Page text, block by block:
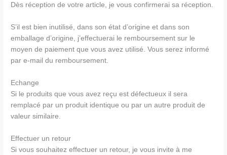
Dès réception de votre article, je vous confirmerai sa réception.
S’il est bien inutilisé, dans son état d’origine et dans son
emballage d’origine, j’effectuerai le remboursement sur le
moyen de paiement que vous avez utilisé. Vous serez informé
par e-mail du remboursement.
Echange
Si le produits que vous avez reçu est défectueux il sera
remplacé par un produit identique ou par un autre produit de
valeur similaire.
Effectuer un retour
Si vous souhaitez effectuer un retour, je vous invite à me